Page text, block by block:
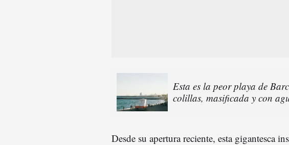
Esta es la peor playa de
colillas, masificada y con
Desde su apertura reciente, esta gigantesca